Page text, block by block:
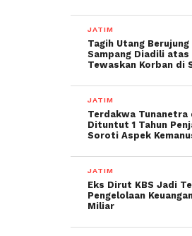
JATIM
Tagih Utang
Sampang Diadili atas
Tewaskan Korban di
JATIM
Terdakwa Tunanetra
Dituntut 1 Tahun
Soroti Aspek
JATIM
Eks Dirut KBS Jadi
Pengelolaan
Miliar